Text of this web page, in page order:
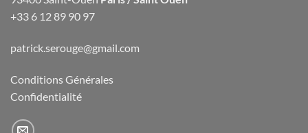
+33 6 12 89 90 97
patrick.serouge@gmail.com
Conditions Générales
Confidentialité